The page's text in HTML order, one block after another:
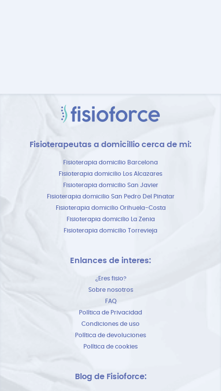
Fisioterapeutas a domicillio cerca de mi:
Fisioterapia domicilio Barcelona
Fisioterapia domicilio Los Alcazares
Fisioterapia domicilio San Javier
Fisioterapia domicilio San Pedro Del Pinatar
Fisioterapia domicilio Orihuela-Costa
Fisioterapia domicilio La Zenia
Fisioterapia domicilio Torrevieja
Enlances de interes:
¿Eres fisio?
Sobre nosotros
FAQ
Política de Privacidad
Condiciones de uso
Política de devoluciones
Política de cookies
Blog de Fisioforce: